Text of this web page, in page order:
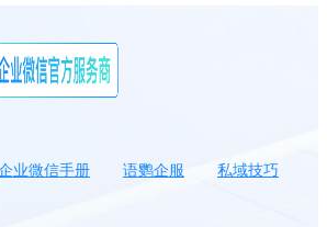
业微信手册 语鹦企服
私域技巧